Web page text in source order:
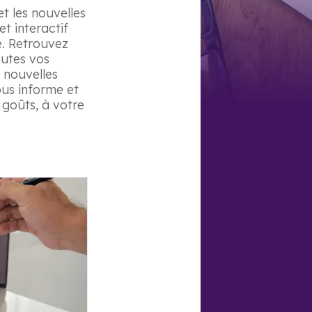
les nouvelles
interactif
Retrouvez
vos
informe et
à votre